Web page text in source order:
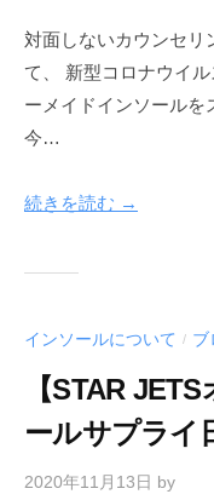
対面しないカウンセリ
て、 新型コロナウイ
ーメイドインソール
今…
続きを読む →
インソールについて / ブ
【STAR
ールサプライ
2020年11月13日 by